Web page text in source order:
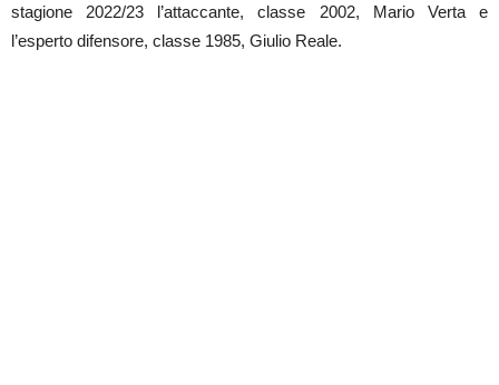
stagione 2022/23 l’attaccante, classe 2002, Mario Verta e
l’esperto difensore, classe 1985, Giulio Reale.